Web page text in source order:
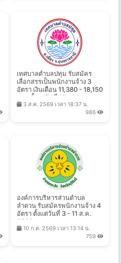
เทศบาลตําบลปทุม รับสมัคร
เลือกสรรเป็นพนักงานจ้าง 3
อัตรา เงินเดือน 11,380 - 18,150
บาท ตั้งแต่วันที่ 10 - 20 ส.ค.
2569
3 ส.ค. 2569 เวลา 18:37 น.
986
องค์การบริหารส่วนตำบล
ลำดวน รับสมัครพนักงานจ้าง 4
อัตรา ตั้งแต่วันที่ 3 - 11 ส.ค.
2569
10 ก.ค. 2569 เวลา 13:14 น.
759